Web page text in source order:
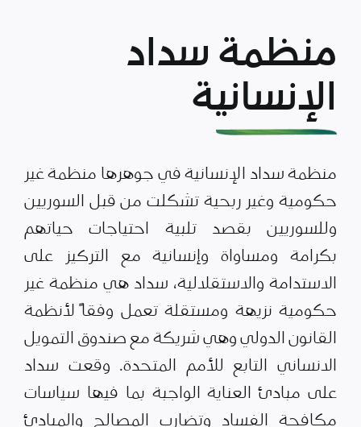
منظمة سداد
الإنسانية
منظمة سداد الإنسانية في جوهرها منظمة غير
حكومية وغير ربحية تشكلت من قبل السوريين
وللسوريين بقصد تلبية احتياجات حياتهم
بكرامة ومساواة وإنسانية مع التركيز على
الاستدامة والاستقلالية، سداد هي منظمة غير
حكومية نزيهة ومستقلة تعمل وفقاً لأنظمة
القانون الدولي وهي شريكة مع صندوق التمويل
الانساني التابع للأمم المتحدة. وقعت سداد
على مبادئ العناية الواجبة بما فيها سياسات
مكافحة الفساد وتضارب المصالح والمبادئ